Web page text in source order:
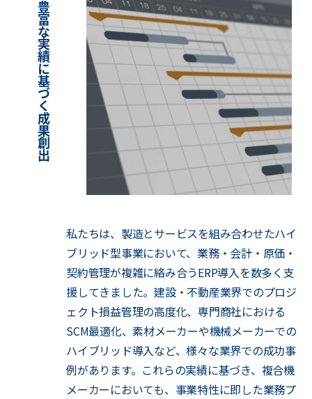
豊富な実績に基づく成果創出
私たちは、製造とサービスを組み合わせたハイ
ブリッド型事業において、業務・会計・原価・
契約管理が複雑に絡み合うERP導入を数多く支
援してきました。建設・不動産業界でのプロジ
ェクト損益管理の高度化、専門商社における
SCM最適化、素材メーカーや機械メーカーでの
ハイブリッド導入など、様々な業界での成功事
例があります。これらの実績に基づき、複合機
メーカーにおいても、事業特性に即した業務プ